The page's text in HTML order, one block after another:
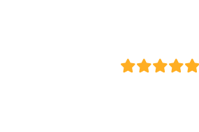
Conference center